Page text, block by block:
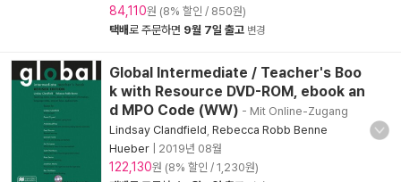
84,110원 (8% 할인 / 850원)
택배로 주문하면 9월 7일 출고 변경
Global Intermediate / Teacher's Boo
k with Resource DVD-ROM, ebook an
d MPO Code (WW) - Mit Online-Zugang
Lindsay Clandfield Rebecca Robb Benne
Hueber
2019년 08월
122,130원 (8% 할인 / 1,230원)